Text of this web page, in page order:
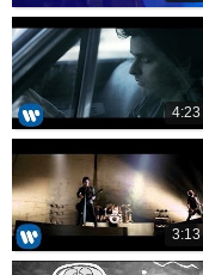
4:23
3:13